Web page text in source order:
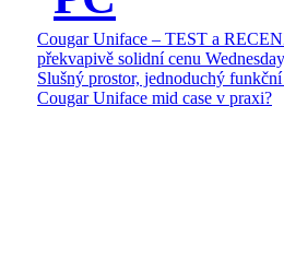
Cougar Uniface – TEST a
překvapivě solidní cenu
Slušný prostor, jednoduchý
Cougar Uniface mid case v praxi?